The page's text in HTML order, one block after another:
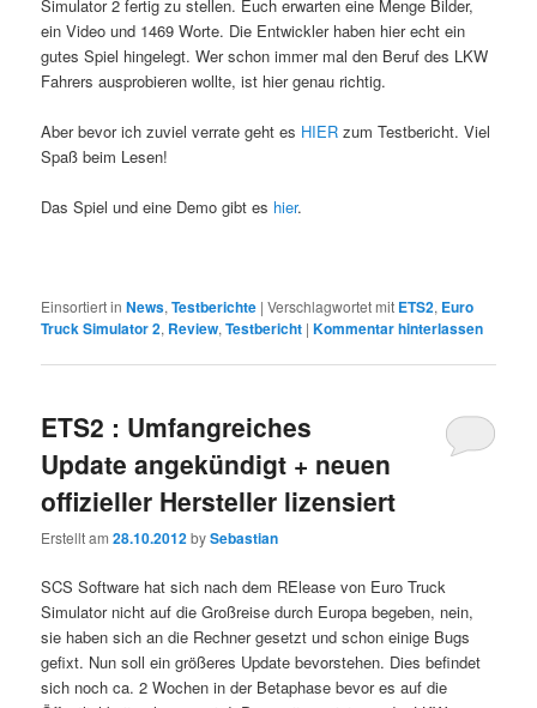
Simulator 2 fertig zu stellen. Euch erwarten eine Menge Bilder,
ein Video und 1469 Worte. Die Entwickler haben hier echt ein
gutes Spiel hingelegt. Wer schon immer mal den Beruf des LKW
Fahrers ausprobieren wollte, ist hier genau richtig.
Aber bevor ich zuviel verrate geht es HIER zum Testbericht. Viel
Spaß beim Lesen!
Das Spiel und eine Demo gibt es hier.
Einsortiert in News,Testberichte |Verschlagwortet mit ETS2, Euro
Truck Simulator 2, Review,Testbericht |Kommentar hinterlassen
ETS2 : Umfangreiches
Update angekündigt + neuen
offizieller Hersteller lizensiert
Erstellt am28.10.2012bySebastian
SCS Software hat sich nach dem RElease von Euro Truck
Simulator nicht auf die Großreise durch Europa begeben, nein,
sie haben sich an die Rechner gesetzt und schon einige Bugs
gefixt. Nun soll ein größeres Update bevorstehen. Dies befindet
sich noch ca. 2 Wochen in der Betaphase bevor es auf die